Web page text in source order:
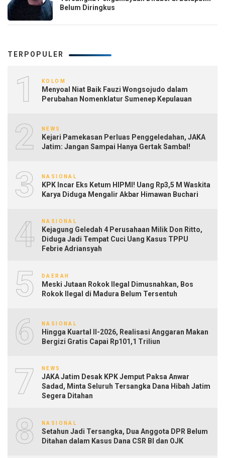
Belum Diringkus
TERPOPULER
1 KOLOM
Menyoal Niat Baik Fauzi Wongsojudo dalam
Perubahan Nomenklatur Sumenep Kepulauan
2 NEWS
Kejari Pamekasan Perluas Penggeledahan, JAKA
Jatim: Jangan Sampai Hanya Gertak Sambal!
3 NASIONAL
KPK Incar Eks Ketum HIPMI! Uang Rp3,5 M Waskita
Karya Diduga Mengalir Akbar Himawan Buchari
4 NASIONAL
Kejagung Geledah 4 Perusahaan Milik Don Ritto,
Diduga Jadi Tempat Cuci Uang Kasus TPPU
Febrie Adriansyah
5 DAERAH
Meski Jutaan Rokok Ilegal Dimusnahkan, Bos
Rokok Ilegal di Madura Belum Tersentuh
6 NASIONAL
Hingga Kuartal II-2026, Realisasi Anggaran Makan
Bergizi Gratis Capai Rp101,1 Triliun
7 NEWS
JAKA Jatim Desak KPK Jemput Paksa Anwar
Sadad, Minta Seluruh Tersangka Dana Hibah Jatim
Segera Ditahan
8 NASIONAL
Setahun Jadi Tersangka, Dua Anggota DPR Belum
Ditahan dalam Kasus Dana CSR BI dan OJK